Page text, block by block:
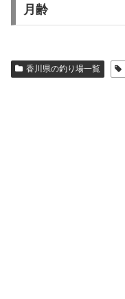
月齢
香川県の釣り場一覧